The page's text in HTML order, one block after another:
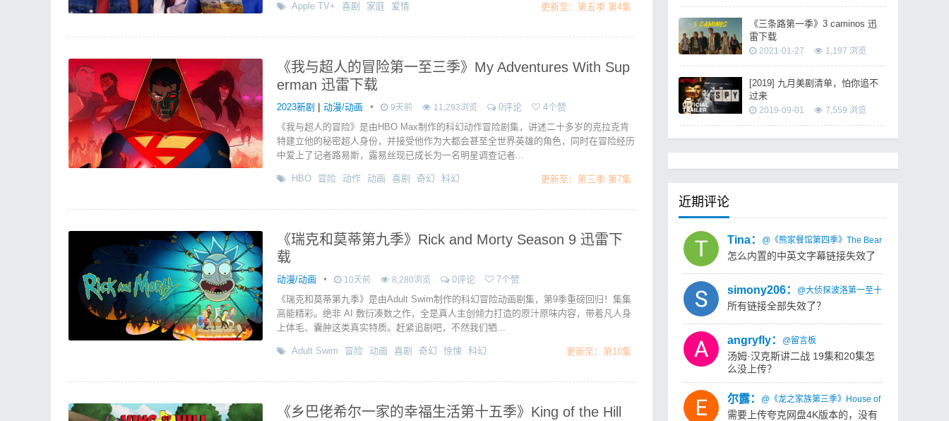
Apple TV+ 喜剧 家庭 爱情 更新至：第五季 第4集
《我与超人的冒险第一至三季》My Adventures With Sup
erman 迅雷下载
2023新剧 | 动漫/动画 • 9天前 11,293浏览 0评论
4个赞
《我与超人的冒险》是由HBO Max制作的科幻动作冒险剧集，讲述二十多岁的克拉克肯
特建立他的秘密超人身份，并接受他作为大都会甚至全世界英雄的角色，同时在冒险经历
中爱上了记者路易斯，露易丝现已成长为一名明星调查记者...
HBO 冒险 动作 动画 喜剧 奇幻 科幻 更新至：第三季 第7集
《瑞克和莫蒂第九季》Rick and Morty Season 9 迅雷下
载
动漫/动画 • 10天前 8,280浏览 0评论
7个赞
《瑞克和莫蒂第九季》是由Adult Swim制作的科幻冒险动画剧集，第9季重磅回归！集集
高能精彩。绝非 AI 敷衍凑数之作，全是真人主创倾力打造的原汁原味内容，带着凡人身
上体毛、囊肿这类真实特质。赶紧追剧吧，不然我们牺...
Adult Swim 冒险 动画 喜剧 奇幻 惊悚 科幻 更新至：第10集
《乡巴佬希尔一家的幸福生活第十五季》King of the Hill
《三条路第一季》3 caminos 迅
雷下载
2021-01-27 1,197 浏览
[2019] 九月美剧清单，怕你追不
过来
2019-09-01 7,559 浏览
近期评论
Tina： @《熊家餐馆第四季》The Bear Season 4 迅雷
怎么内置的中英文字幕链接失效了
simony206： @大侦探波洛第一至十三季 Agatha
所有链接全部失效了？
angryfly： @留言板
汤姆·汉克斯讲二战 19集和20集怎
么没上传？
尔露： @《龙之家族第三季》House of the Dragon
需要上传夸克网盘4K版本的，没有